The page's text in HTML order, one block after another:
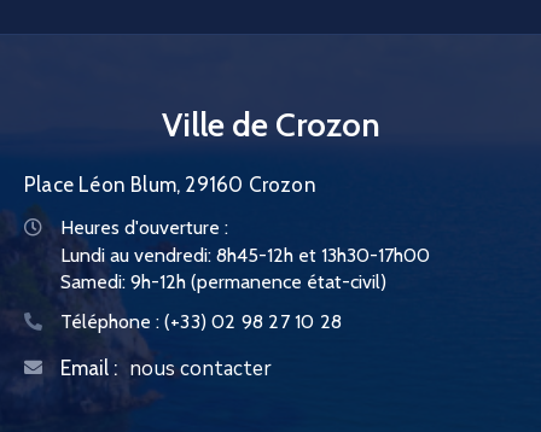
Ville de Crozon
Place Léon Blum, 29160 Crozon
Heures d'ouverture :
Lundi au vendredi: 8h45-12h et 13h30-17h00
Samedi: 9h-12h (permanence état-civil)
Téléphone : (+33) 02 98 27 10 28
Email : nous contacter